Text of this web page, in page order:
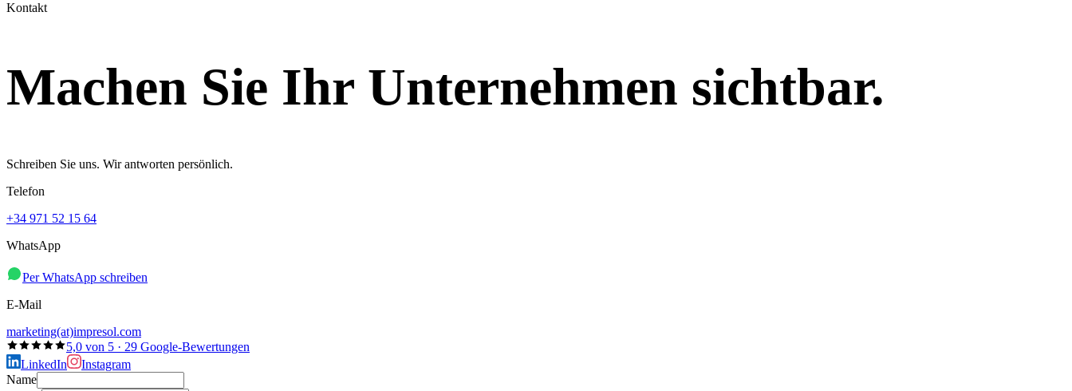
Kontakt
Machen Sie Ihr Unternehmen sichtbar.
Schreiben Sie uns. Wir antworten persönlich.
Telefon
+34 971 52 15 64
WhatsApp
Per WhatsApp schreiben
E-Mail
marketing(at)impresol.com
5,0 von 5 · 29 Google-Bewertungen
LinkedIn
Instagram
Name